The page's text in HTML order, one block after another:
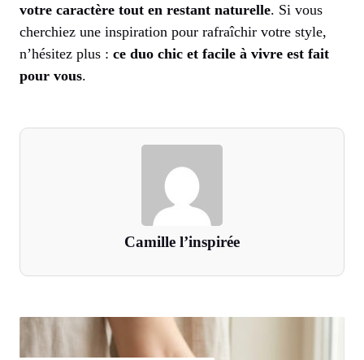
votre caractère tout en restant naturelle. Si vous
cherchiez une inspiration pour rafraîchir votre style,
n’hésitez plus : ce duo chic et facile à vivre est fait
pour vous.
Camille l’inspirée